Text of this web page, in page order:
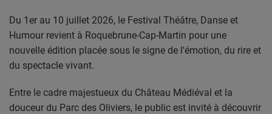
PODCASTS
VIDEOS EN DIRECT
DIRECT STUDIO 2
Du 1er au 10 juillet 2026, le Festival Théâtre, Danse et
Humour revient à Roquebrune-Cap-Martin pour une
nouvelle édition placée sous le signe de l'émotion, du rire et
du spectacle vivant.
Entre le cadre majestueux du Château Médiéval et la
douceur du Parc des Oliviers, le public est invité à découvrir